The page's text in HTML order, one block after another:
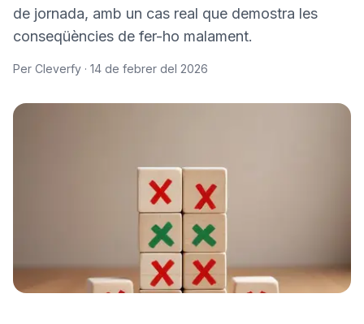
Iniciar sessió
de jornada, amb un cas real que demostra les
conseqüències de fer-ho malament.
Per Cleverfy · 14 de febrer del 2026